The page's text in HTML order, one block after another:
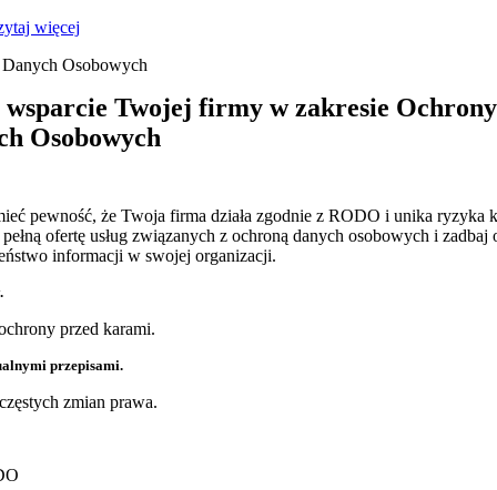
więcej
Osobowych
wsparcie Twojej firmy w zakresie Ochrony
Osobowych
pewność, że Twoja firma działa zgodnie z RODO i unika ryzyka
ofertę usług związanych z ochroną danych osobowych i zadbaj
informacji w swojej organizacji.
przed karami.
przepisami.
zmian prawa.